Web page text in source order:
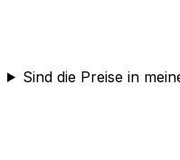
Sind die Preise in